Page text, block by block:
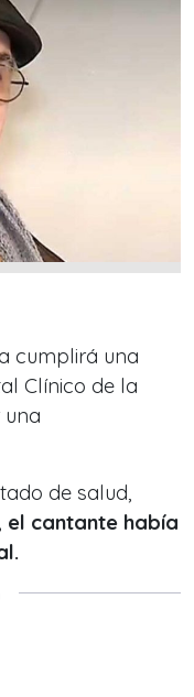
cumplirá una
Clínico de la
de salud,
el cantante había